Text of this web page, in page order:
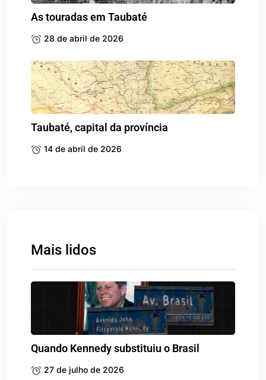
As touradas em Taubaté
28 de abril de 2026
Taubaté, capital da província
14 de abril de 2026
Mais lidos
Quando Kennedy substituiu o Brasil
27 de julho de 2026